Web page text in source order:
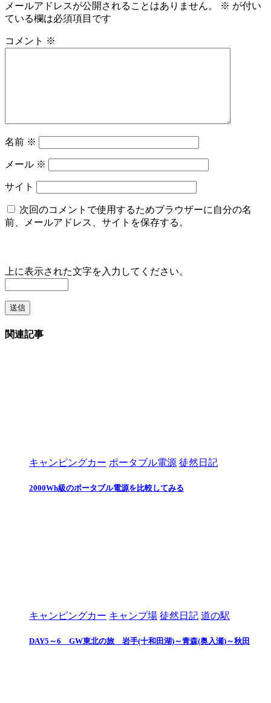
メールアドレスが公開されることはありません。 ※ が付い
ている欄は必須項目です
コメント ※
名前 ※
メール ※
サイト
次回のコメントで使用するためブラウザーに自分の名
前、メールアドレス、サイトを保存する。
上に表示された文字を入力してください。
関連記事
キャンピングカー ポータブル電源 徒然日記
2000Wh級のポータブル電源を比較してみる
キャンピングカー キャンプ場 徒然日記 道の駅
DAY5～6 GW東北の旅 岩手(十和田湖)～青森(奥入瀬)～秋田